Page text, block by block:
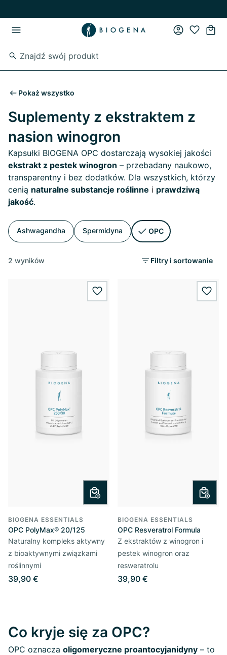
Pokaż wszystko
Suplementy z ekstraktem z
nasion winogron
Kapsułki BIOGENA OPC dostarczają wysokiej jakości
ekstrakt z pestek winogron – przebadany naukowo,
transparentny i bez dodatków. Dla wszystkich, którzy
cenią naturalne substancje roślinne i prawdziwą
jakość.
Ashwagandha Spermidyna OPC
2 wyników Filtry i sortowanie
wishlist.add
BIOGENA ESSENTIALS
OPC PolyMax® 20/125
Naturalny kompleks aktywny
z bioaktywnymi związkami
roślinnymi
39,90 €
BIOGENA ESSENTIALS
OPC Resveratrol Formula
Z ekstraktów z winogron i
pestek winogron oraz
resweratrolu
39,90 €
Co kryje się za OPC?
OPC oznacza oligomeryczne proantocyjanidyny – to